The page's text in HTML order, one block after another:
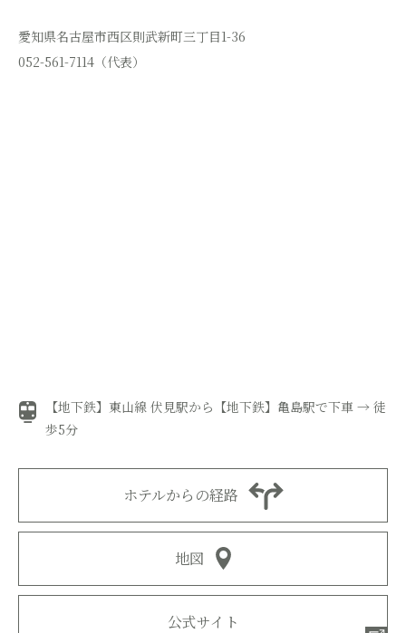
愛知県名古屋市西区則武新町三丁目1-36
052-561-7114（代表）
【地下鉄】東山線 伏見駅から【地下鉄】亀島駅で下車 → 徒
歩5分
ホテルからの経路
地図
公式サイト